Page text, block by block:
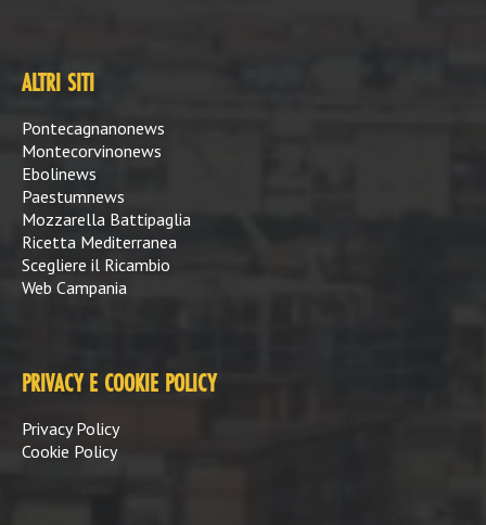
ALTRI SITI
Pontecagnanonews
Montecorvinonews
Ebolinews
Paestumnews
Mozzarella Battipaglia
Ricetta Mediterranea
Scegliere il Ricambio
Web Campania
PRIVACY E COOKIE POLICY
Privacy Policy
Cookie Policy